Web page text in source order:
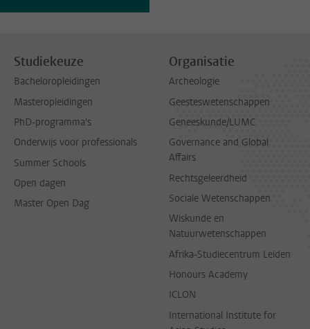
Studiekeuze
Bacheloropleidingen
Masteropleidingen
PhD-programma's
Onderwijs voor professionals
Summer Schools
Open dagen
Master Open Dag
Organisatie
Archeologie
Geesteswetenschappen
Geneeskunde/LUMC
Governance and Global
Affairs
Rechtsgeleerdheid
Sociale Wetenschappen
Wiskunde en
Natuurwetenschappen
Afrika-Studiecentrum Leiden
Honours Academy
ICLON
International Institute for